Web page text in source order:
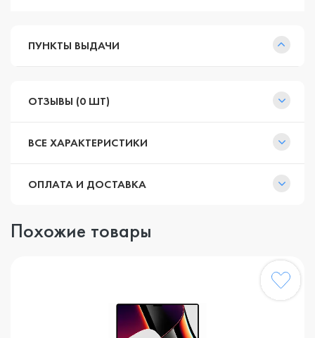
ПУНКТЫ ВЫДАЧИ
ОТЗЫВЫ (0 ШТ)
ВСЕ ХАРАКТЕРИСТИКИ
ОПЛАТА И ДОСТАВКА
Похожие товары